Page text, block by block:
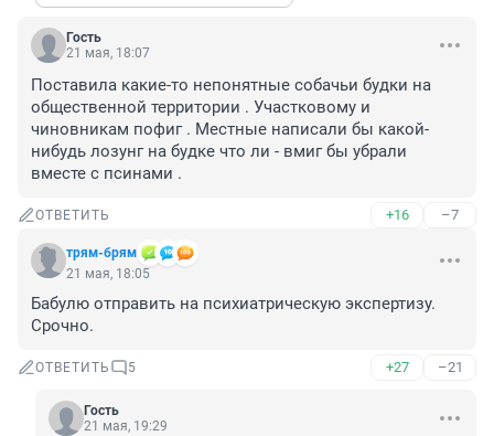
Гость
21 мая, 18:07
Поставила какие-то непонятные собачьи будки на
общественной территории . Участковому и
чиновникам пофиг . Местные написали бы какой-
нибудь лозунг на будке что ли - вмиг бы убрали
вместе с псинами .
ОТВЕТИТЬ +16 –7
трям-брям
21 мая, 18:05
Бабулю отправить на психиатрическую экспертизу.
Срочно.
ОТВЕТИТЬ 5 +27 –21
Гость
21 мая, 19:29